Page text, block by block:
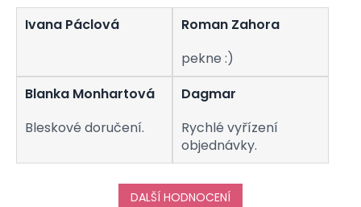
Ivana Páclová
Roman Zahora
pekne :)
Blanka Monhartová
Bleskové doručení.
Dagmar
Rychlé vyřízení
objednávky.
DALŠÍ HODNOCENÍ